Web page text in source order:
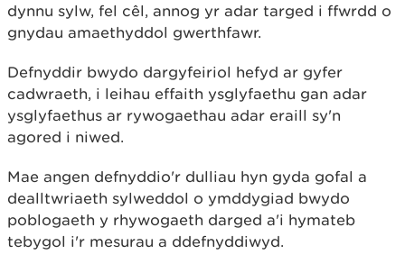
dynnu sylw, fel cêl, annog yr adar targed i ffwrdd o
gnydau amaethyddol gwerthfawr.
Defnyddir bwydo dargyfeiriol hefyd ar gyfer
cadwraeth, i leihau effaith ysglyfaethu gan adar
ysglyfaethus ar rywogaethau adar eraill sy'n
agored i niwed.
Mae angen defnyddio'r dulliau hyn gyda gofal a
dealltwriaeth sylweddol o ymddygiad bwydo
poblogaeth y rhywogaeth darged a'i hymateb
tebygol i'r mesurau a ddefnyddiwyd.